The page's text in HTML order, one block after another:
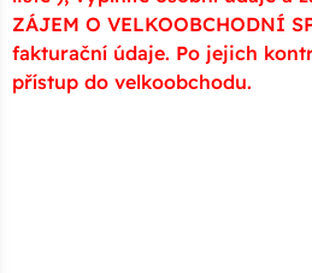
ZÁJEM O VELKOOBCHODNÍ
fakturační údaje. Po jejich
přístup do velkoobchodu.